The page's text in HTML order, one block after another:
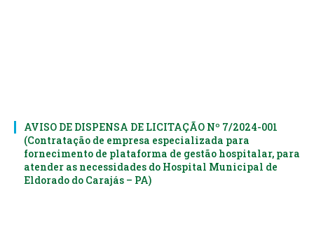
AVISO DE DISPENSA DE LICITAÇÃO Nº 7/2024-001
(Contratação de empresa especializada para
fornecimento de plataforma de gestão hospitalar, para
atender as necessidades do Hospital Municipal de
Eldorado do Carajás – PA)